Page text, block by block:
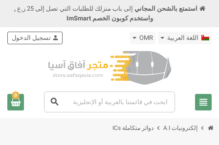
استمتع بالشحن المجاني إلى باب منزلك للطلبات التي تصل إلى 25 ر.ع
,
واستخدم كوبون الخصم ImSmart
اللغة العربية OMR
view_headline
search
person تسجيل الدخول
0
chevron_right إلكترونيات A.I chevron_right دوائر متكاملة ICs